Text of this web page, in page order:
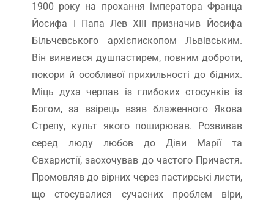
1900 року на прохання імператора Франца
Йосифа І Папа Лев ХІІІ призначив Йосифа
Більчевського архієпископом Львівським.
Він виявився душпастирем, повним доброти,
покори й особливої прихильності до бідних.
Міць духа черпав із глибоких стосунків із
Богом, за взірець взяв блаженного Якова
Стрепу, культ якого поширював. Розвивав
серед люду любов до Діви Марії та
Євхаристії, заохочував до частого Причастя.
Промовляв до вірних через пастирські листи,
що стосувалися сучасних проблем віри,